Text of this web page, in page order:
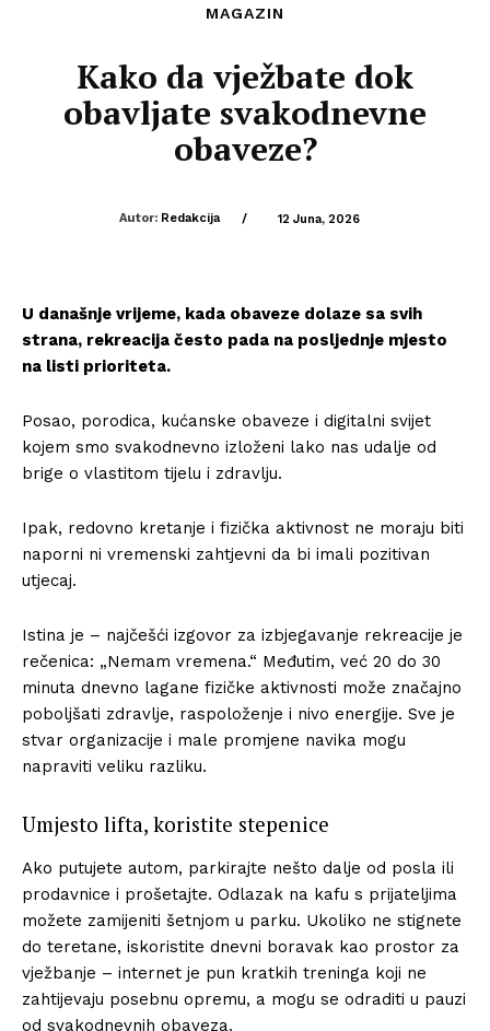
MAGAZIN
Kako da vježbate dok
obavljate svakodnevne
obaveze?
Autor: Redakcija / 12 Juna, 2026
U današnje vrijeme, kada obaveze dolaze sa svih
strana, rekreacija često pada na posljednje mjesto
na listi prioriteta.
Posao, porodica, kućanske obaveze i digitalni svijet
kojem smo svakodnevno izloženi lako nas udalje od
brige o vlastitom tijelu i zdravlju.
Ipak, redovno kretanje i fizička aktivnost ne moraju biti
naporni ni vremenski zahtjevni da bi imali pozitivan
utjecaj.
Istina je – najčešći izgovor za izbjegavanje rekreacije je
rečenica: „Nemam vremena.“ Međutim, već 20 do 30
minuta dnevno lagane fizičke aktivnosti može značajno
poboljšati zdravlje, raspoloženje i nivo energije. Sve je
stvar organizacije i male promjene navika mogu
napraviti veliku razliku.
Umjesto lifta, koristite stepenice
Ako putujete autom, parkirajte nešto dalje od posla ili
prodavnice i prošetajte. Odlazak na kafu s prijateljima
možete zamijeniti šetnjom u parku. Ukoliko ne stignete
do teretane, iskoristite dnevni boravak kao prostor za
vježbanje – internet je pun kratkih treninga koji ne
zahtijevaju posebnu opremu, a mogu se odraditi u pauzi
od svakodnevnih obaveza.